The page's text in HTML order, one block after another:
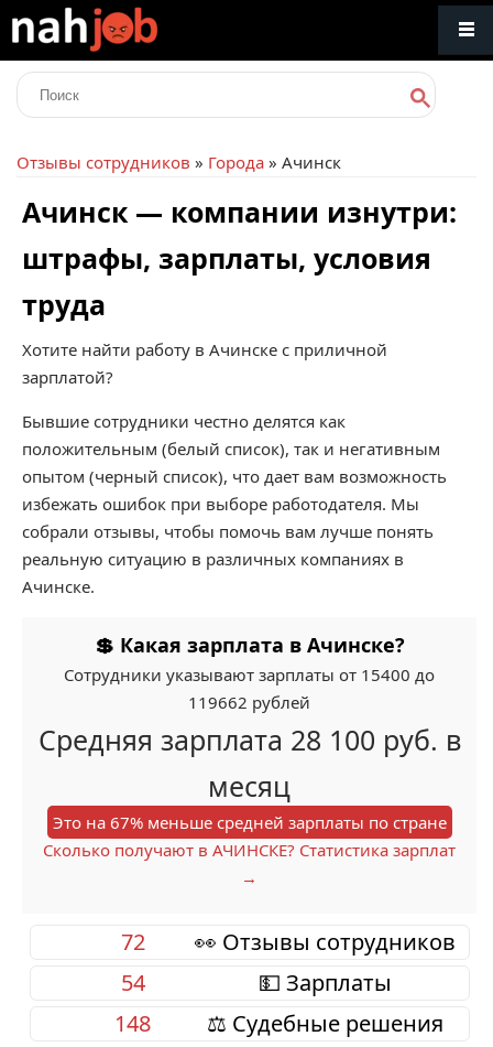
Отзывы сотрудников » Города » Ачинск
Ачинск — компании изнутри:
штрафы, зарплаты, условия
труда
Хотите найти работу в Ачинске с приличной
зарплатой?
Бывшие сотрудники честно делятся как
положительным (белый список), так и негативным
опытом (черный список), что дает вам возможность
избежать ошибок при выборе работодателя. Мы
собрали отзывы, чтобы помочь вам лучше понять
реальную ситуацию в различных компаниях в
Ачинске.
💲 Какая зарплата в Ачинске?
Сотрудники указывают зарплаты от 15400 до
119662 рублей
Средняя зарплата 28 100 руб. в
месяц
Это на 67% меньше средней зарплаты по стране
Сколько получают в АЧИНСКЕ? Статистика зарплат
→
👀 Отзывы сотрудников
72
💵 Зарплаты
54
⚖️ Судебные решения
148